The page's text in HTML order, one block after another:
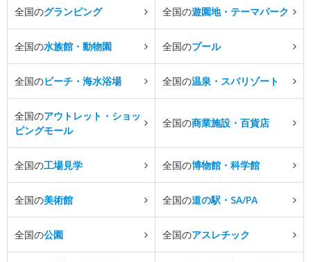
全国のグランピング 全国の遊園地・テーマパーク
全国の水族館・動物園 全国のプール
全国のビーチ・海水浴場 全国の温泉・スパリゾート
全国のアウトレット・ショッ
ピングモール
全国の商業施設・百貨店
全国の工場見学 全国の博物館・科学館
全国の美術館 全国の道の駅・SA/PA
全国の公園 全国のアスレチック